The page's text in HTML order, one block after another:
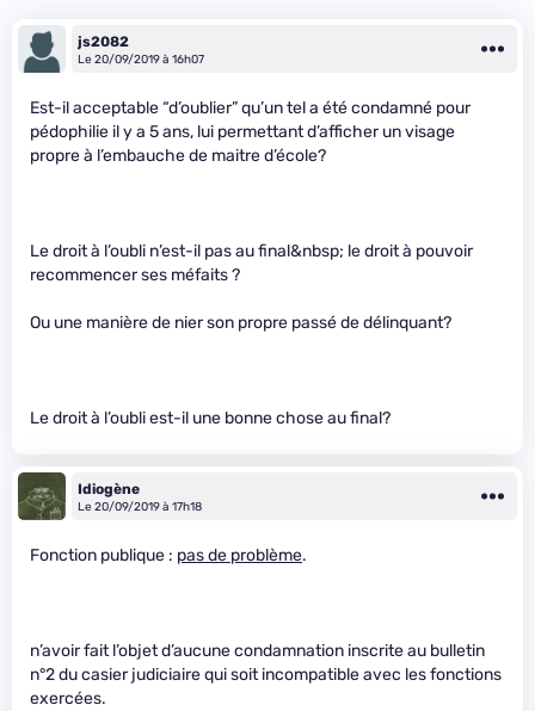
js2082
Le 20/09/2019 à 16h07
Est-il acceptable “d’oublier” qu’un tel a été condamné pour
pédophilie il y a 5 ans, lui permettant d’afficher un visage
propre à l’embauche de maitre d’école?
Le droit à l’oubli n’est-il pas au final&nbsp; le droit à pouvoir
recommencer ses méfaits ?
Ou une manière de nier son propre passé de délinquant?
Le droit à l’oubli est-il une bonne chose au final?
Idiogène
Le 20/09/2019 à 17h18
Fonction publique : pas de problème.
n’avoir fait l’objet d’aucune condamnation inscrite au bulletin
n°2 du casier judiciaire qui soit incompatible avec les fonctions
exercées.